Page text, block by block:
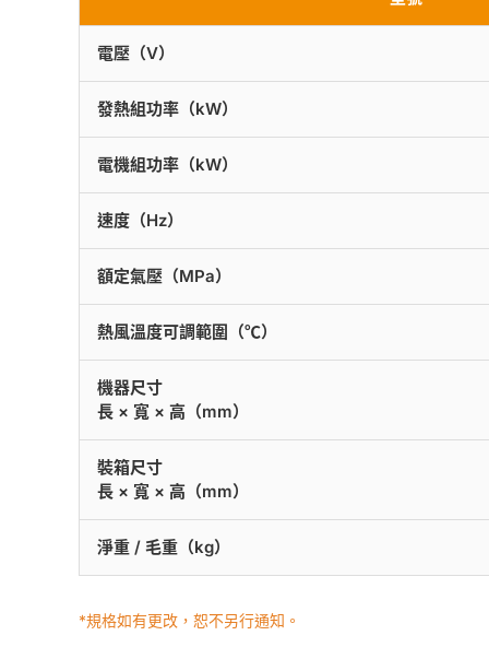
電壓（V）
發熱組功率（kW）
電機組功率（kW）
速度（Hz）
額定氣壓（MPa）
熱風溫度可調範圍（℃）
機器尺寸
長 × 寬 × 高（mm）
裝箱尺寸
長 × 寬 × 高（mm）
淨重 / 毛重（kg）
*規格如有更改，恕不另行通知。